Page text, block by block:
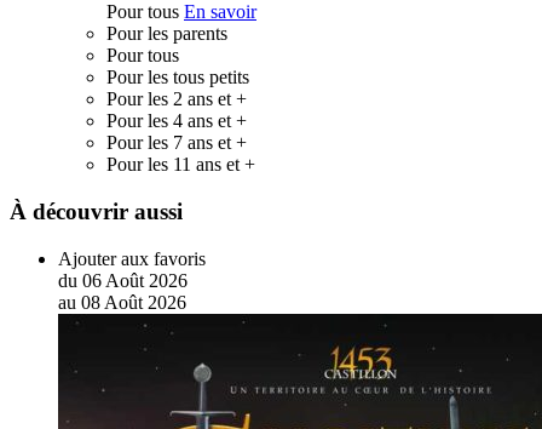
Pour tous En savoir
Pour les parents
Pour tous
Pour les tous petits
Pour les 2 ans et +
Pour les 4 ans et +
Pour les 7 ans et +
Pour les 11 ans et +
À découvrir aussi
Ajouter aux favoris
du 06 Août 2026
au 08 Août 2026